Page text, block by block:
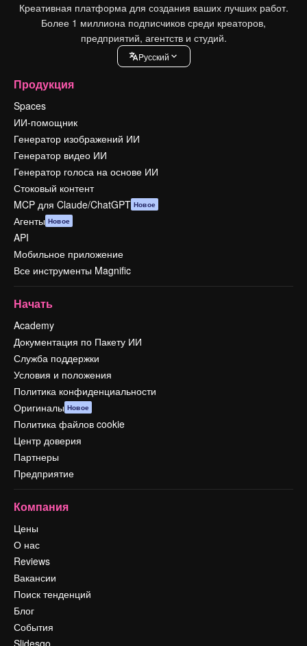
Креативная платформа для создания ваших лучших работ.
Более 1 миллиона подписчиков среди креаторов,
предприятий, агентств и студий.
Pусский
Продукция
Spaces
ИИ-помощник
Генератор изображений ИИ
Генератор видео ИИ
Генератор голоса на основе ИИ
Стоковый контент
MCP для Claude/ChatGPT Новое
Агенты Новое
API
Мобильное приложение
Все инструменты Magnific
Начать
Academy
Документация по Пакету ИИ
Служба поддержки
Условия и положения
Политика конфиденциальности
Оригиналы Новое
Политика файлов cookie
Центр доверия
Партнеры
Предприятие
Компания
Цены
О нас
Reviews
Вакансии
Поиск тенденций
Блог
События